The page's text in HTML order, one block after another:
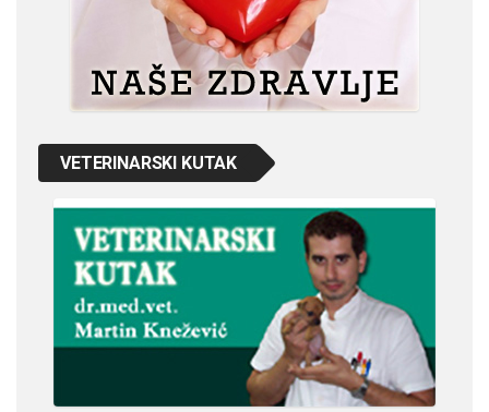
VETERINARSKI KUTAK